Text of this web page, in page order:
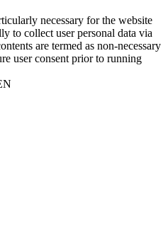
necessary for the website
to collect user personal data via
are termed as non-necessary
user consent prior to running